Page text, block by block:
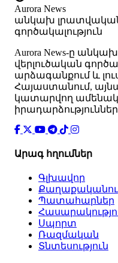
Aurora News
անկախ
գործակալություն
Аurora News-ը
վերլուծական
արձագանքում և
Հայաստանում,
կատարվող
Արագ հղումներ
Գլխավոր
Պատահարներ
Սպորտ
Ռազմական
Տնտեսություն